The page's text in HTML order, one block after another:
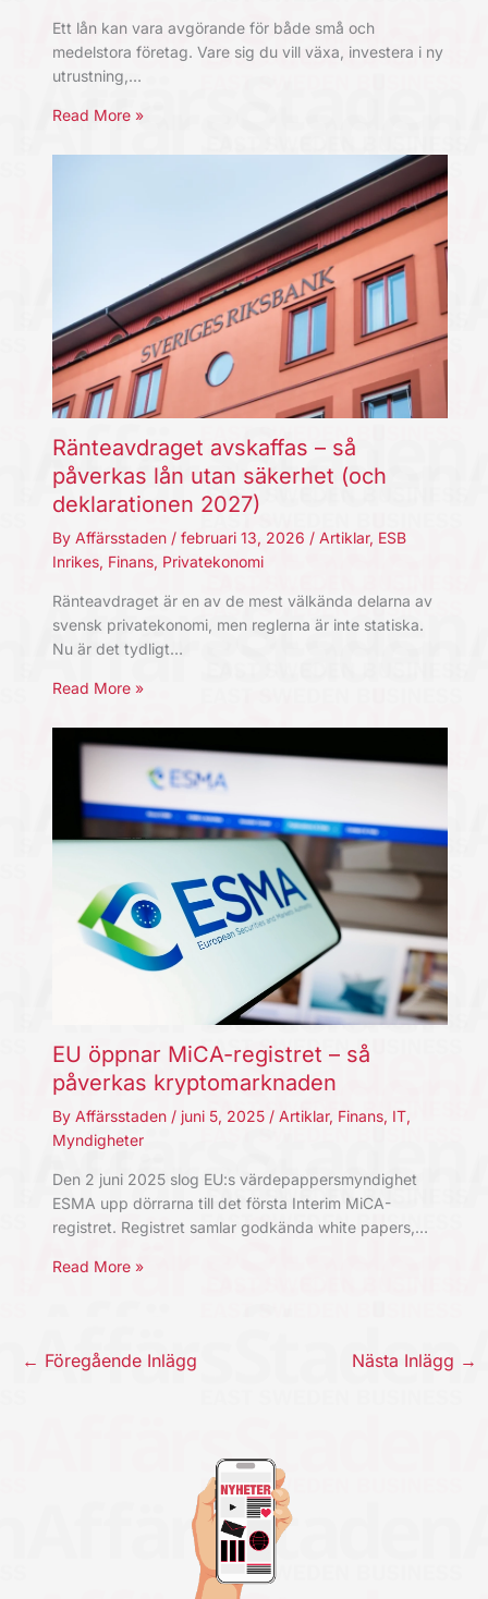
Ett lån kan vara avgörande för både små och
medelstora företag. Vare sig du vill växa, investera i ny
utrustning,…
Read More »
Ränteavdraget avskaffas – så
påverkas lån utan säkerhet (och
deklarationen 2027)
By Affärsstaden / februari 13, 2026 / Artiklar, ESB
Inrikes, Finans, Privatekonomi
Ränteavdraget är en av de mest välkända delarna av
svensk privatekonomi, men reglerna är inte statiska.
Nu är det tydligt…
Read More »
EU öppnar MiCA-registret – så
påverkas kryptomarknaden
By Affärsstaden / juni 5, 2025 / Artiklar, Finans, IT,
Myndigheter
Den 2 juni 2025 slog EU:s värdepappersmyndighet
ESMA upp dörrarna till det första Interim MiCA-
registret. Registret samlar godkända white papers,…
Read More »
← Föregående Inlägg Nästa Inlägg →